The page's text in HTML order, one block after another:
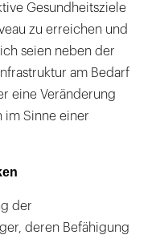
Gesundheitsziele
zu erreichen und
seien neben der
am Bedarf
eine Veränderung
im Sinne einer
der
deren Befähigung